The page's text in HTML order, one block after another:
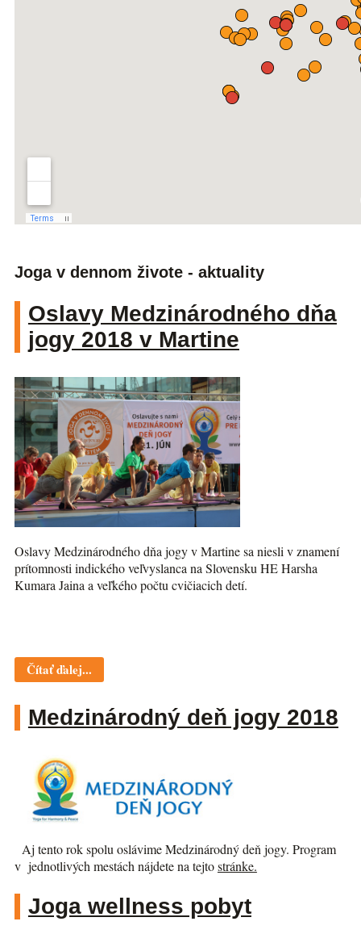
Joga v dennom živote - aktuality
Oslavy Medzinárodného dňa
jogy 2018 v Martine
Oslavy Medzinárodného dňa jogy v Martine sa niesli v znamení
prítomnosti indického veľvyslanca na Slovensku HE Harsha
Kumara Jaina a veľkého počtu cvičiacich detí.
Čítať ďalej...
Medzinárodný deň jogy 2018
Aj tento rok spolu oslávime Medzinárodný deň jogy. Program
v jednotlivých mestách nájdete na tejtostránke.
Joga wellness pobyt